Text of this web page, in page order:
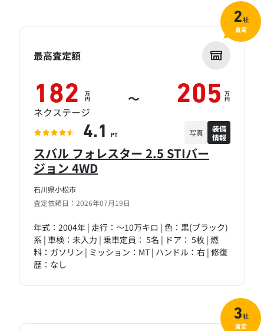
石川県小松市
査定依頼日：2026年07月19日
スバル フォレスター 2.5 STIバー
ジョン 4WD
年式：2004年 | 走行：～10万キロ | 色：黒(ブラック)
系 | 車検：未入力 | 乗車定員： 5名 | ドア： 5枚 | 燃
料：ガソリン | ミッション：MT | ハンドル：右 | 修復
歴：なし
最高査定額
182 万
円 ～ 205 万
円
ネクステージ
4.1 PT 写真
装備
情報
2社
査定
3社
査定